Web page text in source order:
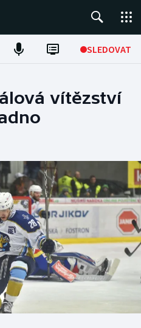
SLEDOVAT
vítězství